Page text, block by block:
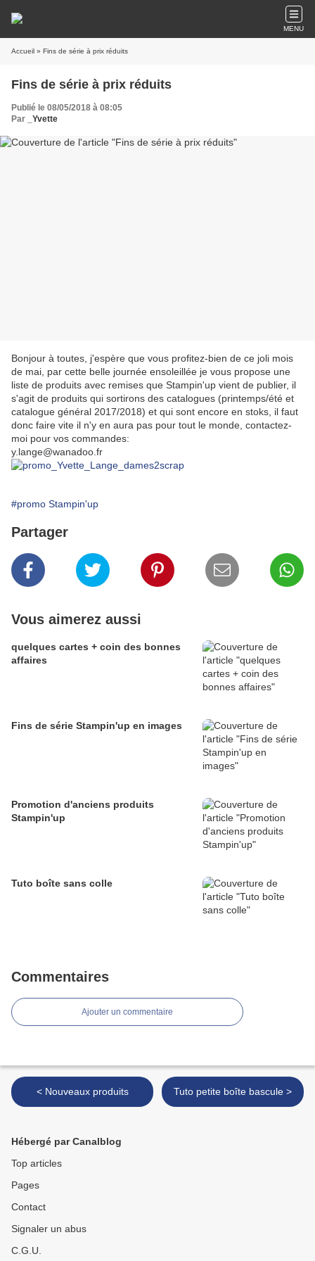
MENU
Accueil » Fins de série à prix réduits
Fins de série à prix réduits
Publié le 08/05/2018 à 08:05
Par
_Yvette
Bonjour à toutes, j'espère que vous profitez-bien de ce joli mois
de mai, par cette belle journée ensoleillée je vous propose une
liste de produits avec remises que Stampin'up vient de publier, il
s'agit de produits qui sortirons des catalogues (printemps/été et
catalogue général 2017/2018) et qui sont encore en stoks, il faut
donc faire vite il n'y en aura pas pour tout le monde, contactez-
moi pour vos commandes:
y.lange@wanadoo.fr
#promo Stampin'up
Partager
Vous aimerez aussi
quelques cartes + coin des bonnes
affaires
Fins de série Stampin'up en images
Promotion d'anciens produits
Stampin'up
Tuto boîte sans colle
Commentaires
Ajouter un commentaire
< Nouveaux produits Tuto petite boîte bascule >
Hébergé par Canalblog
Top articles
Pages
Contact
Signaler un abus
C.G.U.